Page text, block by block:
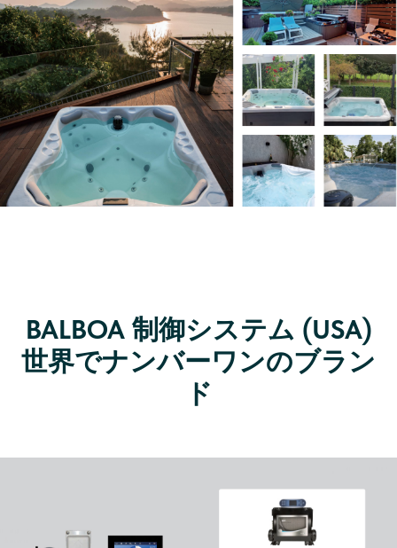
BALBOA 制御システム (USA)
世界でナンバーワンのブラン
ド